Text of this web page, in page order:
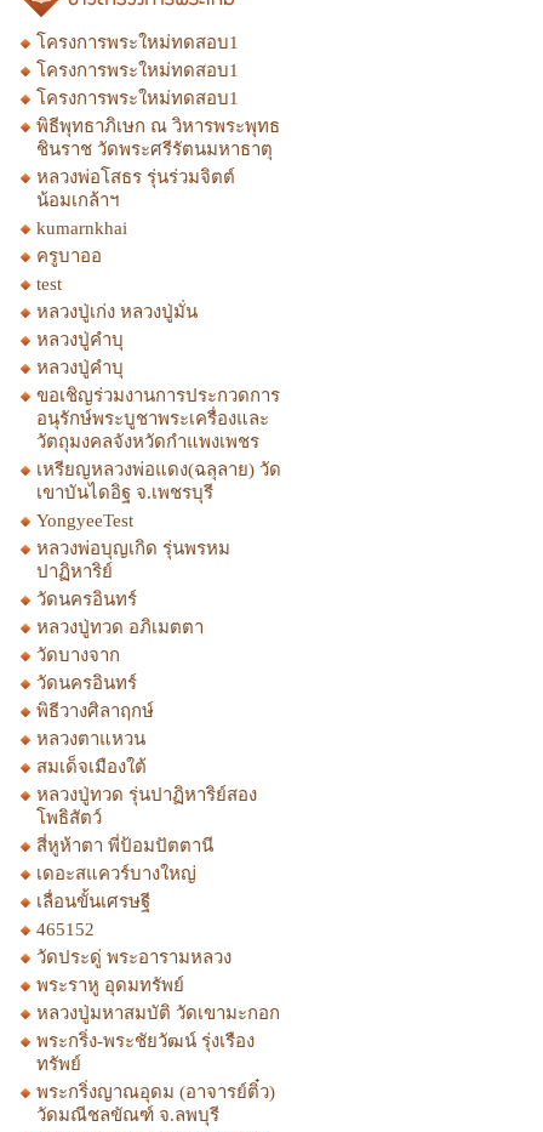
โครงการพระใหม่ทดสอบ1
โครงการพระใหม่ทดสอบ1
โครงการพระใหม่ทดสอบ1
พิธีพุทธาภิเษก ณ วิหารพระพุทธ
ชินราช วัดพระศรีรัตนมหาธาตุ
หลวงพ่อโสธร รุ่นร่วมจิตต์
น้อมเกล้าฯ
kumarnkhai
ครูบาออ
test
หลวงปู่เก่ง หลวงปู่มั่น
หลวงปู่คำบุ
หลวงปู่คำบุ
ขอเชิญร่วมงานการประกวดการ
อนุรักษ์พระบูชาพระเครื่องและ
วัตถุมงคลจังหวัดกำแพงเพชร
เหรียญหลวงพ่อแดง(ฉลุลาย) วัด
เขาบันไดอิฐ จ.เพชรบุรี
YongyeeTest
หลวงพ่อบุญเกิด รุ่นพรหม
ปาฏิหาริย์
วัดนครอินทร์
หลวงปู่ทวด อภิเมตตา
วัดบางจาก
วัดนครอินทร์
พิธีวางศิลาฤกษ์
หลวงตาแหวน
สมเด็จเมืองใต้
หลวงปู่ทวด รุ่นปาฏิหาริย์สอง
โพธิสัตว์
สี่หูห้าตา พี่ป้อมปัตตานี
เดอะสแควร์บางใหญ่
เลื่อนขั้นเศรษฐี
465152
วัดประดู่ พระอารามหลวง
พระราหู อุดมทรัพย์
หลวงปู่มหาสมบัติ วัดเขามะกอก
พระกริ่ง-พระชัยวัฒน์ รุ่งเรือง
ทรัพย์
พระกริ่งญาณอุดม (อาจารย์ติ๋ว)
วัดมณีชลขัณฑ์ จ.ลพบุรี